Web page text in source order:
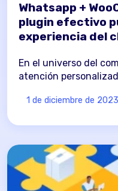
Whatsapp +
plugin efectivo
experiencia del
En el universo del
atención
1 de diciembre de 2023